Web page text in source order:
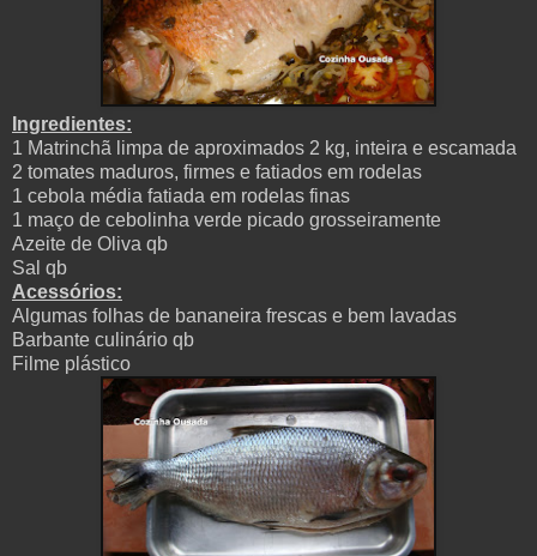
Ingredientes:
1 Matrinchã limpa de aproximados 2 kg, inteira e escamada
2 tomates maduros, firmes e fatiados em rodelas
1 cebola média fatiada em rodelas finas
1 maço de cebolinha verde picado grosseiramente
Azeite de Oliva qb
Sal qb
Acessórios:
Algumas folhas de bananeira frescas e bem lavadas
Barbante culinário qb
Filme plástico